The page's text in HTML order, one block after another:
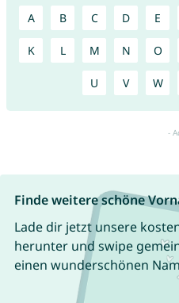
A B C D E
K L M N O
U V W
Finde weitere schöne
Lade dir jetzt unsere
herunter und swipe
einen wunderschönen